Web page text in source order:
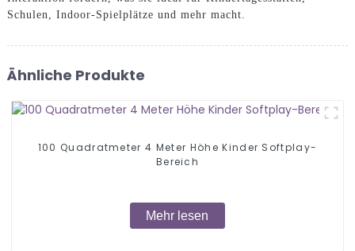
Schulen, Indoor-Spielplätze und mehr macht.
Ähnliche Produkte
100 Quadratmeter 4 Meter Höhe Kinder Softplay-
Bereich
Mehr lesen